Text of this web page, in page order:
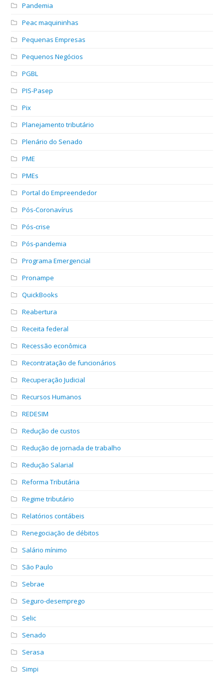
Pandemia
Peac maquininhas
Pequenas Empresas
Pequenos Negócios
PGBL
PIS-Pasep
Pix
Planejamento tributário
Plenário do Senado
PME
PMEs
Portal do Empreendedor
Pós-Coronavírus
Pós-crise
Pós-pandemia
Programa Emergencial
Pronampe
QuickBooks
Reabertura
Receita federal
Recessão econômica
Recontratação de funcionários
Recuperação Judicial
Recursos Humanos
REDESIM
Redução de custos
Redução de jornada de trabalho
Redução Salarial
Reforma Tributária
Regime tributário
Relatórios contábeis
Renegociação de débitos
Salário mínimo
São Paulo
Sebrae
Seguro-desemprego
Selic
Senado
Serasa
Simpi